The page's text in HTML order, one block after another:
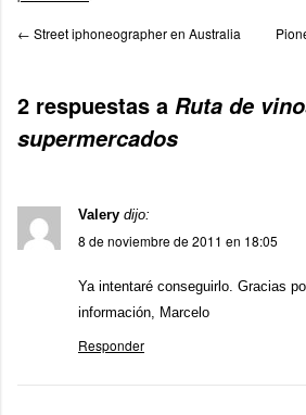
← Street iphoneographer en Australia
2 respuestas a Ruta de
supermercados
Valery dijo:
8 de noviembre de 2011 en 18:05
Ya intentaré conseguirlo. Gracias
información, Marcelo
Responder